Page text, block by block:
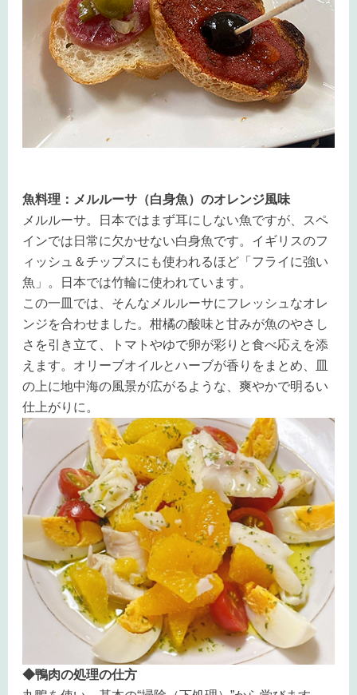
魚料理：メルルーサ（白身魚）のオレンジ風味
メルルーサ。日本ではまず耳にしない魚ですが、スペ
インでは日常に欠かせない白身魚です。イギリスのフ
ィッシュ＆チップスにも使われるほど「フライに強い
魚」。日本では竹輪に使われています。
この一皿では、そんなメルルーサにフレッシュなオレ
ンジを合わせました。柑橘の酸味と甘みが魚のやさし
さを引き立て、トマトやゆで卵が彩りと食べ応えを添
えます。オリーブオイルとハーブが香りをまとめ、皿
の上に地中海の風景が広がるような、爽やかで明るい
仕上がりに。
◆鴨肉の処理の仕方